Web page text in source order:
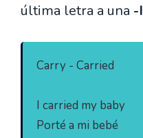
última letra a una -I
Carry - Carried
I carried my baby
Porté a mi bebé